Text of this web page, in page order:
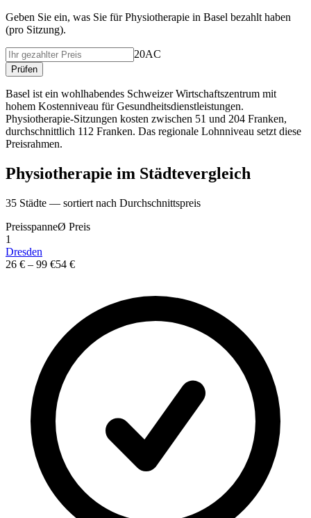
Geben Sie ein, was Sie fürPhysiotherapie in Basel bezahlt haben
(pro Sitzung).
20AC
Prüfen
Basel ist ein wohlhabendes Schweizer Wirtschaftszentrum mit
hohem Kostenniveau für Gesundheitsdienstleistungen.
Physiotherapie-Sitzungen kosten zwischen 51 und 204 Franken,
durchschnittlich 112 Franken. Das regionale Lohnniveau setzt diese
Preisrahmen.
Physiotherapie im Städtevergleich
35 Städte — sortiert nach Durchschnittspreis
PreisspanneØ Preis
1
Dresden
26 € – 99 €54 €